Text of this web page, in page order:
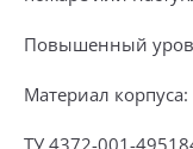
Повышенный
Материал корпуса:
ТУ 4372-001-